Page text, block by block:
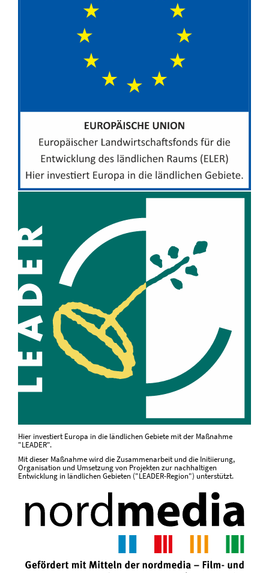
Hier investiert Europa in die ländlichen Gebiete mit der Maßnahme
"LEADER".
Mit dieser Maßnahme wird die Zusammenarbeit und die Initiierung,
Organisation und Umsetzung von Projekten zur nachhaltigen
Entwicklung in ländlichen Gebieten ("LEADER-Region") unterstützt.